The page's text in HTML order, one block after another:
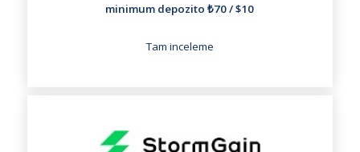
minimum depozito ₺70 / $10
Tam inceleme